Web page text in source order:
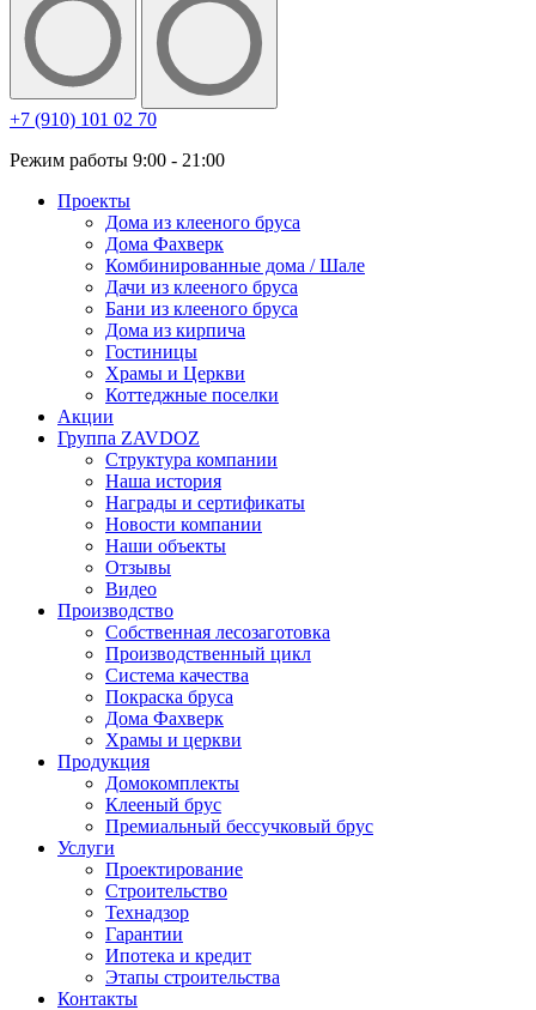
+7 (910) 101 02 70
Режим работы 9:00 - 21:00
Проекты
Дома из клееного бруса
Дома Фахверк
Комбинированные дома / Шале
Дачи из клееного бруса
Бани из клееного бруса
Дома из кирпича
Гостиницы
Храмы и Церкви
Коттеджные поселки
Акции
Группа ZAVDOZ
Структура компании
Наша история
Награды и сертификаты
Новости компании
Наши объекты
Отзывы
Видео
Производство
Собственная лесозаготовка
Производственный цикл
Система качества
Покраска бруса
Дома Фахверк
Храмы и церкви
Продукция
Домокомплекты
Клееный брус
Премиальный бессучковый брус
Услуги
Проектирование
Строительство
Технадзор
Гарантии
Ипотека и кредит
Этапы строительства
Контакты